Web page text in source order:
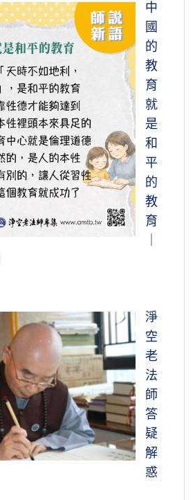
中
國
的
教
育
就
是
和
平
的
教
育
淨
空
老
法
師
答
疑
解
惑